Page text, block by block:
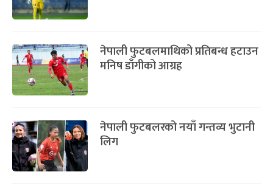
नेपाली फुटबलमाथिको प्रतिबन्ध हटाउन
मनिष डाँगीको आग्रह
नेपाली फुटबलरको नयाँ गन्तव्य भुटानी
लिग